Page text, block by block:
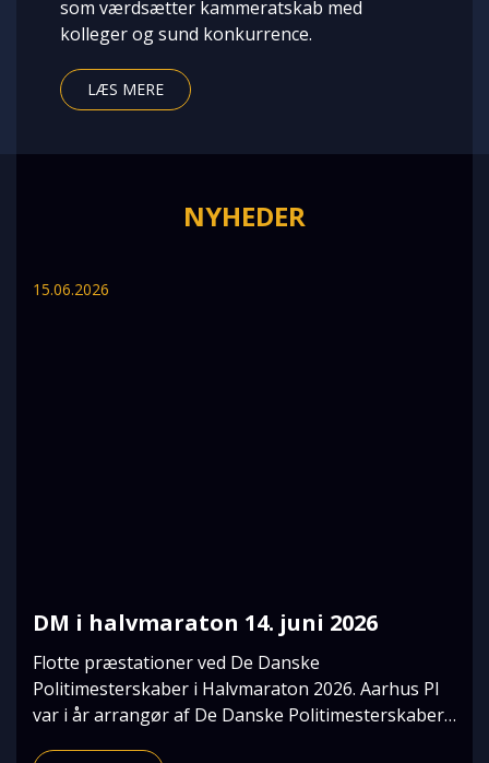
som værdsætter kammeratskab med
kolleger og sund konkurrence.
LÆS MERE
NYHEDER
15.06.2026
DM i halvmaraton 14. juni 2026
Flotte præstationer ved De Danske
Politimesterskaber i Halvmaraton 2026. Aarhus PI
var i år arrangør af De Danske Politimesterskaber i